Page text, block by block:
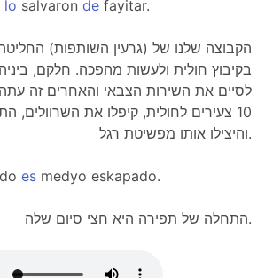
lo salvaron de fayitar.
הקבוצה שלנו של (גרעין השותפות)
בקיבוץ חולית ולעשות מהפכה. חלקם,
לסיים את השירות הצבאי והאחרים זה עתה
10 צעירים לחולית, קיפלו את השרוולים,
והיצילו אותו מפשיטת רגל.
es medyo eskapado.
התחלה של תפירה היא חצי סיום שלה.